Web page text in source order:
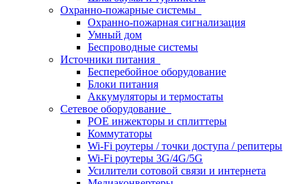
Охранно-пожарные системы
Охранно-пожарная сигнализация
Умный дом
Беспроводные системы
Источники питания
Бесперебойное оборудование
Блоки питания
Аккумуляторы и термостаты
Сетевое оборудование
POE инжекторы и сплиттеры
Коммутаторы
Wi-Fi роутеры / точки доступа / репитеры
Wi-Fi роутеры 3G/4G/5G
Усилители сотовой связи и интернета